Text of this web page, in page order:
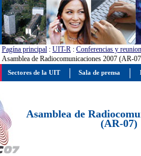
Pagína principal : UIT-R : Conferencias y
Asamblea de Radiocomunicaciones 2007 (AR-
Asamblea de
(AR-07)
Sectores de la UIT Sala de prensa